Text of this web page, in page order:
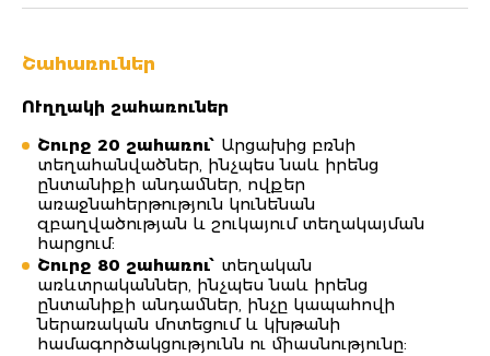
Շահառուներ
ՈՒղղակի շահառուներ
Շուրջ 20 շահառու՝ Արցախից բռնի
տեղահանվածներ, ինչպես նաև իրենց
ընտանիքի անդամներ, ովքեր
առաջնահերթություն կունենան
զբաղվածության և շուկայում տեղակայման
հարցում:
Շուրջ 80 շահառու՝ տեղական
առևտրականներ, ինչպես նաև իրենց
ընտանիքի անդամներ, ինչը կապահովի
ներառական մոտեցում և կխթանի
համագործակցությունն ու միասնությունը: